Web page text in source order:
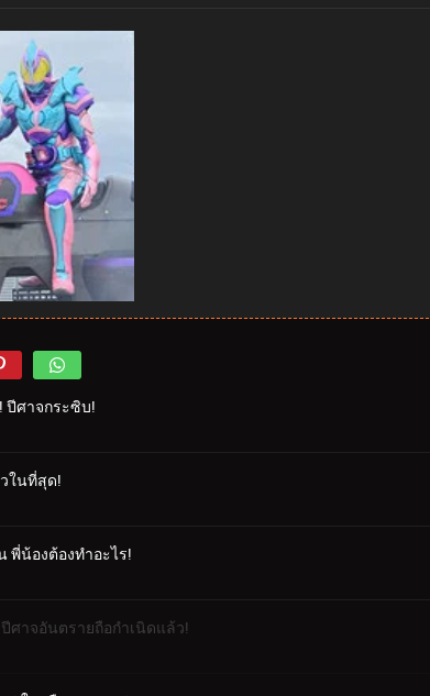
ปีศาจกระซิบ!
ในที่สุด!
พี่น้องต้องทำอะไร!
ศาจอันตรายถือกำเนิดแล้ว!